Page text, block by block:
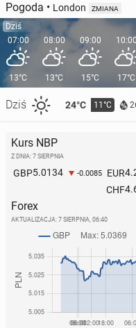
Pogoda • London ZMIANA
Dziś
07:00
13°C
Dziś 24°C 11°C
08:00
13°C
09:00
15°C
10:00
17°C
Kurs NBP
Z DNIA: 7 SIERPNIA
GBP5.0134 -0.0085 EUR
CHF
Forex
AKTUALIZACJA: 7 SIERPNIA, 06:40